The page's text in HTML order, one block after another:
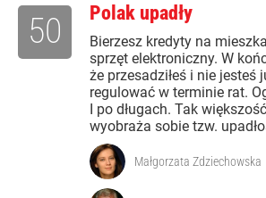
Polak upadły
Bierzesz kredyty na
sprzęt elektroniczny. W
że przesadziłeś i nie jesteś
regulować w terminie rat.
I po długach. Tak
wyobraża sobie tzw.
50
Małgorzata Zdziechowska